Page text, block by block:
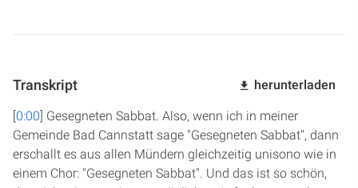
Transkript herunterladen
[0:00] Gesegneten Sabbat. Also, wenn ich in meiner
Gemeinde Bad Cannstatt sage "Gesegneten Sabbat", dann
erschallt es aus allen Mündern gleichzeitig unisono wie in
einem Chor: "Gesegneten Sabbat". Und das ist so schön,